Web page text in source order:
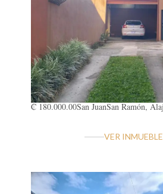
₡ 180.000.00San JuanSan Ramón,
VER INMUEBLE